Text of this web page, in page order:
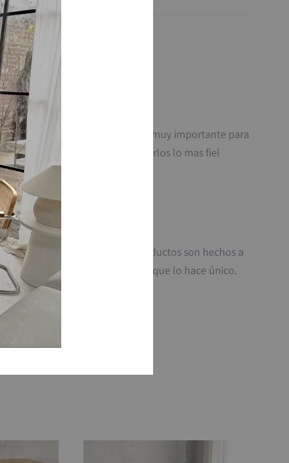
cada uno es único. Por eso es muy importante para
de los objetos e imaginarlos lo mas fiel
1229. Caba.
que la mayoría de nuestros productos son hechos a
variación de color, detalle, que lo hace único.